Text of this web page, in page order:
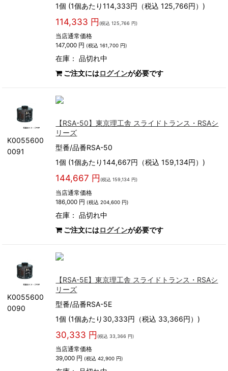
1個 (1個あたり114,333円（税込 125,766円）)
114,333 円 (税込 125,766 円)
当店通常価格
147,000 円 (税込 161,700 円)
在庫：品切れ中
ご注文にはログインが必要です
K0055600
0091
【RSA-50】東京理工舎 スライドトランス・RSAシ
リーズ
型番/品番RSA-50
1個 (1個あたり144,667円（税込 159,134円）)
144,667 円 (税込 159,134 円)
当店通常価格
186,000 円 (税込 204,600 円)
在庫：品切れ中
ご注文にはログインが必要です
K0055600
0090
【RSA-5E】東京理工舎 スライドトランス・RSAシ
リーズ
型番/品番RSA-5E
1個 (1個あたり30,333円（税込 33,366円）)
30,333 円 (税込 33,366 円)
当店通常価格
39,000 円 (税込 42,900 円)